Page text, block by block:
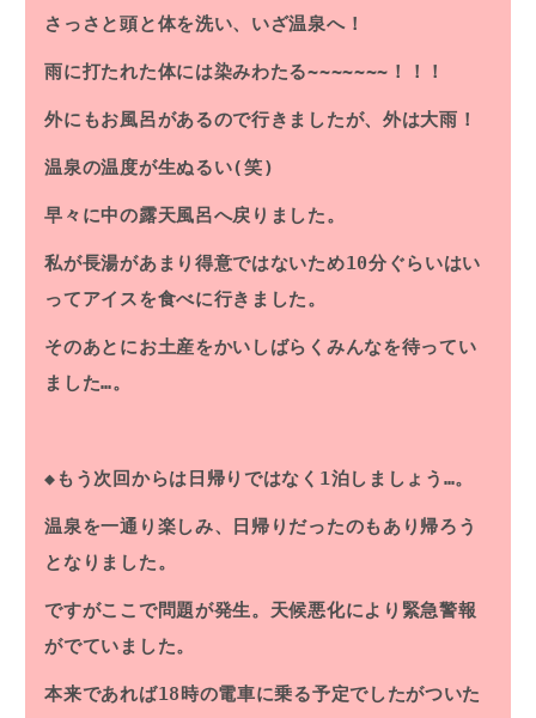
さっさと頭と体を洗い、いざ温泉へ！
雨に打たれた体には染みわたる~~~~~~~！！！
外にもお風呂があるので行きましたが、外は大雨！
温泉の温度が生ぬるい(笑)
早々に中の露天風呂へ戻りました。
私が長湯があまり得意ではないため10分ぐらいはい
ってアイスを食べに行きました。
そのあとにお土産をかいしばらくみんなを待ってい
ました…。
◆もう次回からは日帰りではなく1泊しましょう…。
温泉を一通り楽しみ、日帰りだったのもあり帰ろう
となりました。
ですがここで問題が発生。天候悪化により緊急警報
がでていました。
本来であれば18時の電車に乗る予定でしたがついた